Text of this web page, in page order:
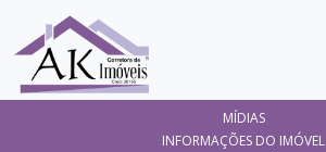
COMPRAR
MÍDIAS
INFORMAÇÕES DO IMÓVEL